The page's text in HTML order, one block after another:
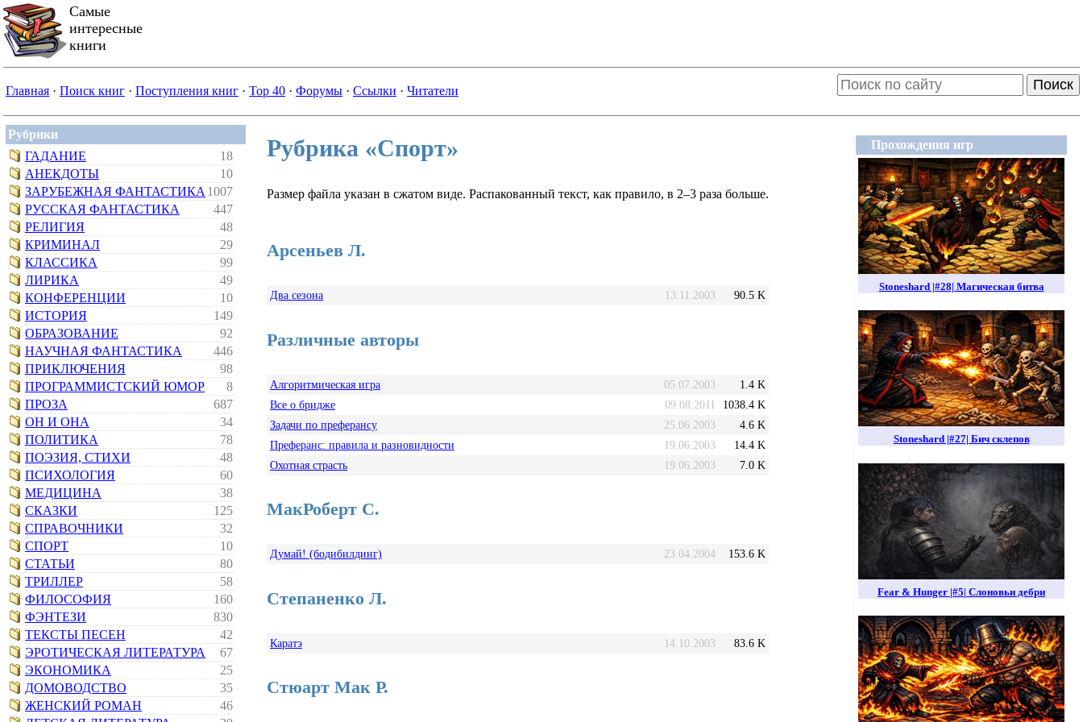
Самые
интересные
книги
Главная · Поиск книг · Поступления книг · Top 40 · Форумы · Ссылки · Читатели Поиск
Рубрики
ГАДАНИЕ
18
АНЕКДОТЫ
10
ЗАРУБЕЖНАЯ ФАНТАСТИКА 1007
РУССКАЯ ФАНТАСТИКА
447
РЕЛИГИЯ
48
КРИМИНАЛ
29
КЛАССИКА
99
ЛИРИКА
49
КОНФЕРЕНЦИИ
10
ИСТОРИЯ
149
ОБРАЗОВАНИЕ
92
НАУЧНАЯ ФАНТАСТИКА
446
ПРИКЛЮЧЕНИЯ
98
ПРОГРАММИСТСКИЙ ЮМОР
8
ПРОЗА
687
ОН И ОНА
34
ПОЛИТИКА
78
ПОЭЗИЯ, СТИХИ
48
ПСИХОЛОГИЯ
60
МЕДИЦИНА
38
СКАЗКИ
125
СПРАВОЧНИКИ
32
СПОРТ
10
СТАТЬИ
80
ТРИЛЛЕР
58
ФИЛОСОФИЯ
160
ФЭНТЕЗИ
830
ТЕКСТЫ ПЕСЕН
42
ЭРОТИЧЕСКАЯ ЛИТЕРАТУРА
67
ЭКОНОМИКА
25
ДОМОВОДСТВО
35
ЖЕНСКИЙ РОМАН
46
Прохождения игр
Stoneshard |#28| Магическая битва
Stoneshard |#27| Бич склепов
Fear & Hunger |#5| Слоновьи дебри
Рубрика «Спорт»
Размер файла указан в сжатом виде. Распакованный текст, как правило, в 2–3 раза больше.
Арсеньев Л.
Два сезона 13.11.2003 90.5 K
Различные авторы
Алгоритмическая игра 05.07.2003
1.4 K
Все о бридже
09.08.2011
1038.4 K
Задачи по преферансу
25.06.2003
4.6 K
Преферанс: правила и разновидности
19.06.2003
14.4 K
Охотная страсть
19.06.2003 7.0 K
МакРоберт С.
Думай! (бодибилдинг) 23.04.2004 153.6 K
Степаненко Л.
Каратэ 14.10.2003 83.6 K
Стюарт Мак Р.